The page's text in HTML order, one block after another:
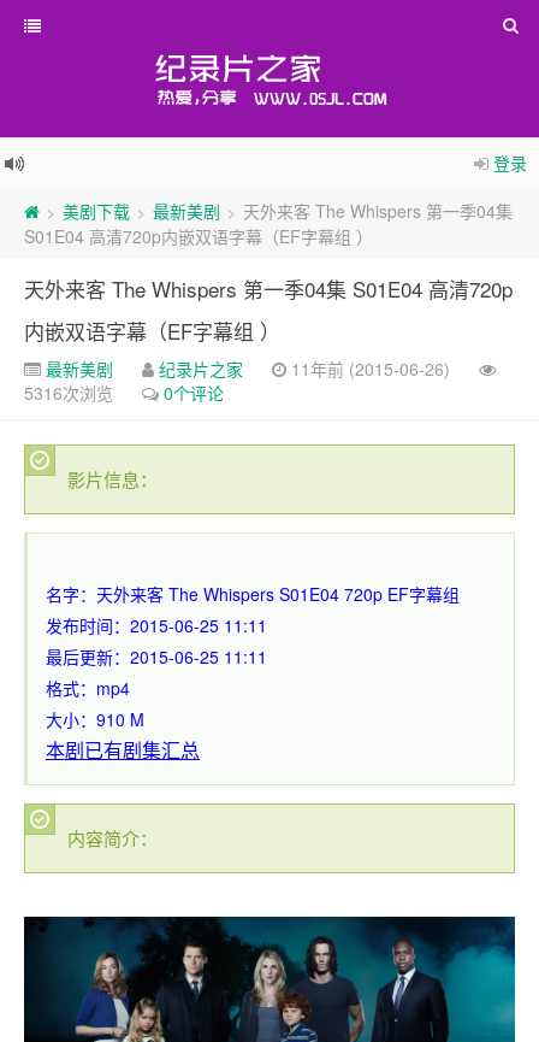
登录
> 美剧下载 > 最新美剧 > 天外来客 The Whispers 第一季04集
S01E04 高清720p内嵌双语字幕（EF字幕组 ）
天外来客 The Whispers 第一季04集 S01E04 高清720p
内嵌双语字幕（EF字幕组 ）
最新美剧 纪录片之家
11年前 (2015-06-26)
5316次浏览
0个评论
影片信息：
名字：天外来客 The Whispers S01E04 720p EF字幕组
发布时间：2015-06-25 11:11
最后更新：2015-06-25 11:11
格式：mp4
大小：910 M
本剧已有剧集汇总
内容简介：